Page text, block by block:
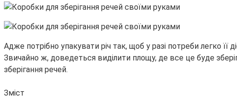
Адже потрібно упакувати річ так, щоб у разі потреби легко
Звичайно ж, доведеться виділити площу, де все це буде
зберігання речей.
Зміст